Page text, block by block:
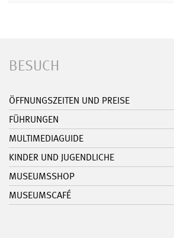
BESUCH
ÖFFNUNGSZEITEN UND PREISE
FÜHRUNGEN
MULTIMEDIAGUIDE
KINDER UND JUGENDLICHE
MUSEUMSSHOP
MUSEUMSCAFÉ